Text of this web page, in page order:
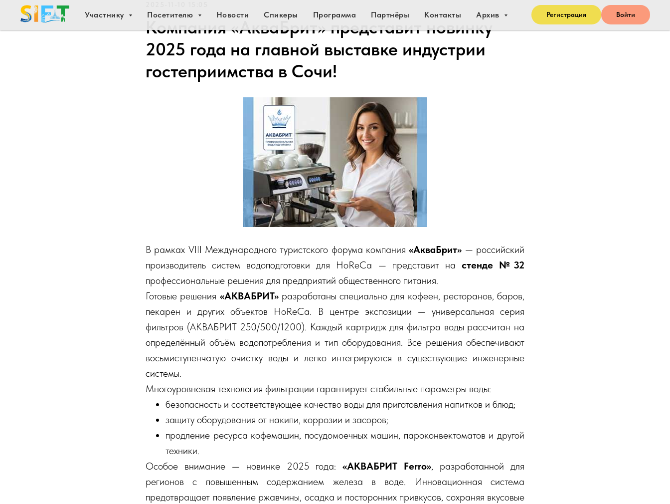
Участнику Посетителю Новости Спикеры Программа Партнёры Контакты Архив Регистрация Войти
Компания «АкваБрит» представит новинку
2025 года на главной выставке индустрии
гостеприимства в Сочи!
В рамках VIII Международного туристского форума компания «АкваБрит» — российский
производитель систем водоподготовки для HoReCa — представит на стенде №32
профессиональные решения для предприятий общественного питания.
Готовые решения «АКВАБРИТ»разработаны специально для кофеен, ресторанов, баров,
пекарен и других объектов HoReCa. В центре экспозиции — универсальная серия
фильтров (АКВАБРИТ 250/500/1200). Каждый картридж для фильтра воды рассчитан на
определённый объём водопотребления и тип оборудования. Все решения обеспечивают
восьмиступенчатую очистку воды и легко интегрируются в существующие инженерные
системы.
Многоуровневая технология фильтрации гарантирует стабильные параметры воды:
безопасность и соответствующее качество воды для приготовления напитков и блюд;
защиту оборудования от накипи, коррозии и засоров;
продление ресурса кофемашин, посудомоечных машин, пароконвектоматов и другой
техники.
Особое внимание — новинке 2025 года:«АКВАБРИТ Ferro», разработанной для
регионов с повышенным содержанием железа в воде. Инновационная система
предотвращает появление ржавчины, осадка и посторонних привкусов, сохраняя вкусовые